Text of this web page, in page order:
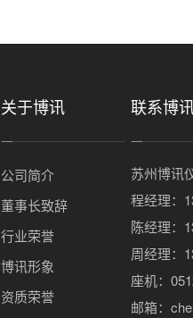
关于博讯
公司简介
董事长致辞
行业荣誉
博讯形象
资质荣誉
联系博
苏州博讯
程经理：
陈经理：
周经理：
座机：
邮箱：